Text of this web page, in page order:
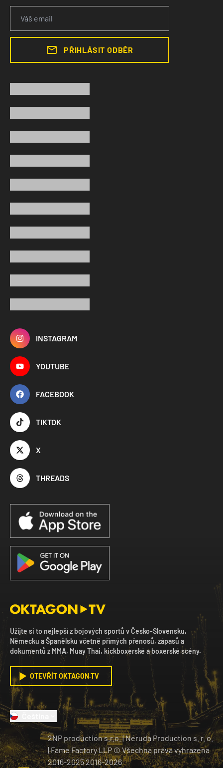
PŘIHLÁSIT ODBĚR
INSTAGRAM
YOUTUBE
FACEBOOK
TIKTOK
X
THREADS
Užijte si to nejlepší z bojových sportů v Česko-Slovensku,
Německu a Španělsku včetně přímých přenosů, zápasů a
dokumentů z MMA, Muay Thai, kickboxerské a boxerské scény.
OTEVŘÍT OKTAGON.TV
2NP production s.r.o.|Neruda Production s. r. o.
| Fame Factory LLP © Všechna práva vyhrazena
2016-20252016-2026